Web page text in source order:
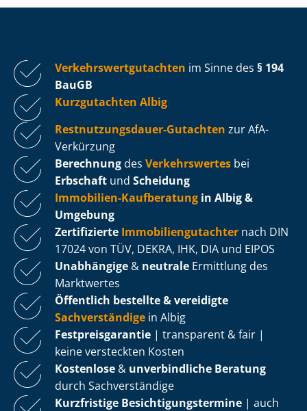
Ver­kehrs­wert­gut­ach­ten im Sinne des § 194
BauGB
Kurzgutachten Albig
Rest­nut­zungs­dau­er-Gutachten zur AfA-
Verkürzung
Berechnung des Verkehrswertes bei
Erbschaft und Scheidung
Immobilien-Kaufberatung in Albig &
Umgebung
Zertifizierte Im­mo­bi­li­en­gut­ach­ter nach DIN
17024 von TÜV, DEKRA, IHK, DIA und EIPOS
Unabhängige & neutrale Ermittlung des
Marktwertes
Öffentlich bestellte & vereidigte
Sachverständige in Albig
Fest­preis­ga­ran­tie | transparent & fair |
keine versteckten Kosten
Kostenlose & unverbindliche Beratung
durch Sachverständige
Kurzfristige Be­sich­ti­gungs­ter­mi­ne | auch